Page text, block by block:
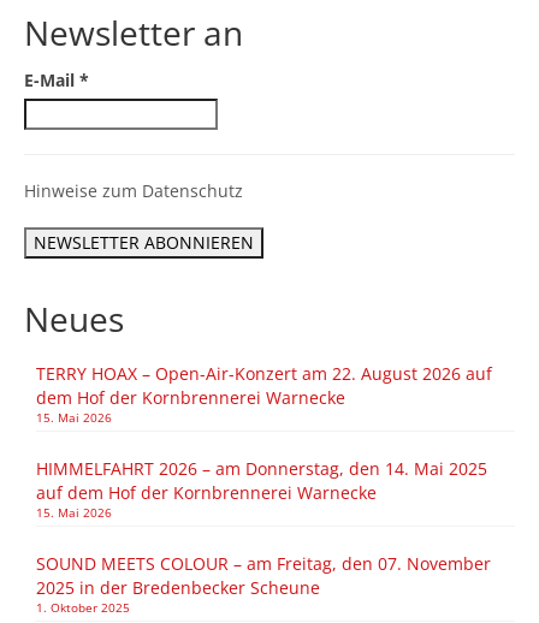
Newsletter an
E-Mail *
Hinweise zum Datenschutz
Neues
TERRY HOAX – Open-Air-Konzert am 22. August 2026 auf
dem Hof der Kornbrennerei Warnecke
15. Mai 2026
HIMMELFAHRT 2026 – am Donnerstag, den 14. Mai 2025
auf dem Hof der Kornbrennerei Warnecke
15. Mai 2026
SOUND MEETS COLOUR – am Freitag, den 07. November
2025 in der Bredenbecker Scheune
1. Oktober 2025